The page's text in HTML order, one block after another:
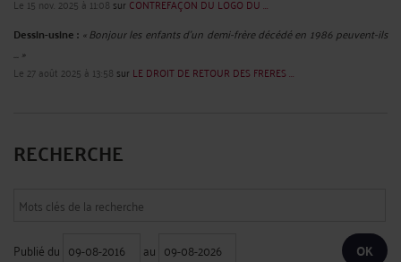
Le 15 nov. 2025 à 11:08 sur CONTREFAÇON DU LOGO DU ...
Dessin-usine : « Bonjour les enfants d'un demi-frère décédé en 1986 peuvent-ils
... »
Le 27 août 2025 à 13:58 sur LE DROIT DE RETOUR DES FRERES ...
RECHERCHE
Publié du au